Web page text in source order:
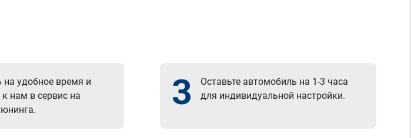
на удобное время и
нам в сервис на
3
Оставьте автомобиль на 1-3 часа
для индивидуальной настройки.